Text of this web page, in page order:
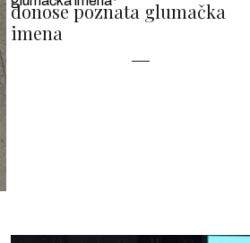
donose poznata glumačka
imena